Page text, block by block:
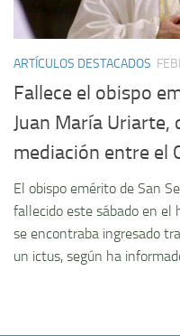
ARTÍCULOS DESTACADOS
Fallece el obispo
Juan María
mediación entre el
El obispo emérito de San
fallecido este sábado en el
se encontraba ingresado
un ictus, según ha